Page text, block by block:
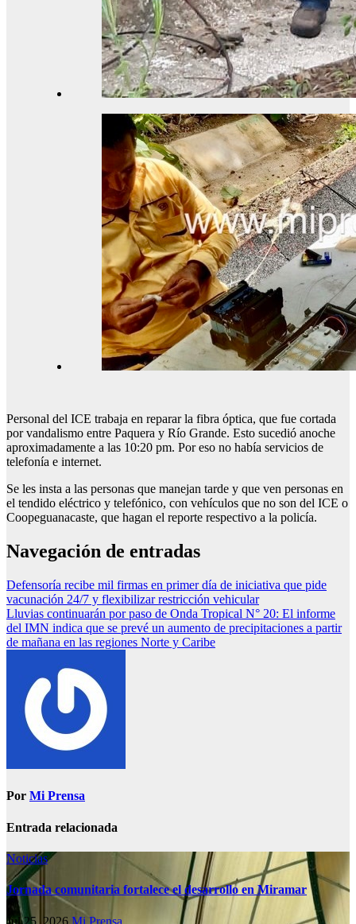
Personal del ICE trabaja en reparar la fibra óptica, que fue cortada
por vandalismo entre Paquera y Río Grande. Esto sucedió anoche
aproximadamente a las 10:20 pm. Por eso no había servicios de
telefonía e internet.
Se les insta a las personas que manejan tarde y que ven personas en
el tendido eléctrico y telefónico, con vehículos que no son del ICE o
Coopeguanacaste, que hagan el reporte respectivo a la policía.
Navegación de entradas
Defensoría recibe mil firmas en primer día de iniciativa que pide
vacunación 24/7 y flexibilizar restricción vehicular
Lluvias continuarán por paso de Onda Tropical N° 20: El informe
del IMN indica que se prevé un aumento de precipitaciones a partir
de mañana en las regiones Norte y Caribe
Por Mi Prensa
Entrada relacionada
Noticias
Jornada comunitaria fortalece el desarrollo en Miramar
Jul 25, 2026 Mi Prensa